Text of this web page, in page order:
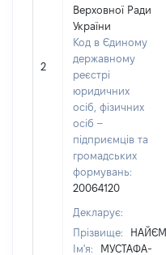
2
Верховної Ради
України
Код в Єдиному
державному
реєстрі
юридичних
осіб, фізичних
осіб –
підприємців та
громадських
формувань:
20064120
Декларує:
Прізвище:
НАЙЄМ
Ім'я:
МУСТАФА-